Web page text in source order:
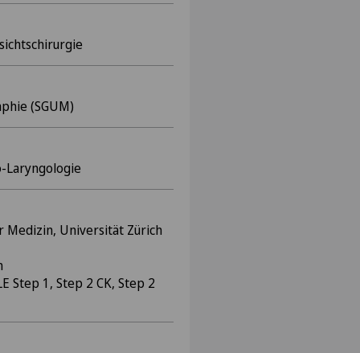
(SGUM)
Laryngologie
Universität Zürich
Step 1, Step 2 CK, Step 2